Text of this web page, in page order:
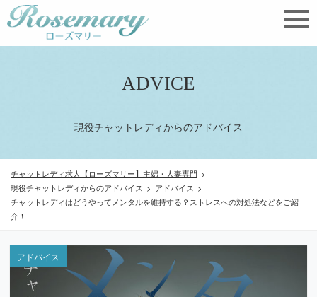
ADVICE
現役チャットレディからのアドバイス
チャットレディ求人【ローズマリー】主婦・人妻専門 >
現役チャットレディからのアドバイス > アドバイス >
チャットレディはどうやってメンタルを維持する？ストレスへの対処法などをご紹
介！
アドバイス